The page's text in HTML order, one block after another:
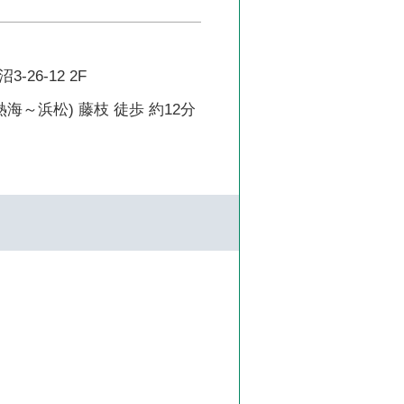
3-26-12 2F
海～浜松) 藤枝 徒歩 約12分